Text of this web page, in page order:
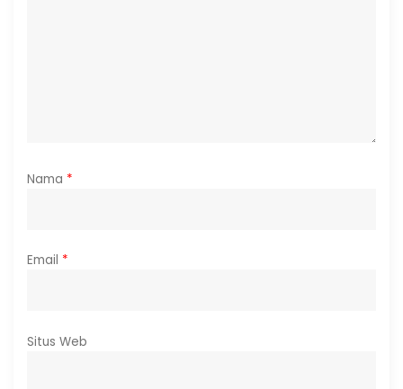
Nama *
Email *
Situs Web